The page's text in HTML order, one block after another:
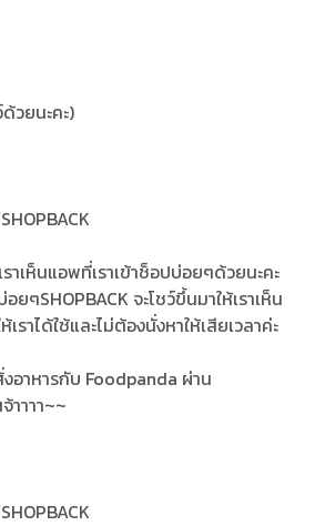
วยนะคะ)
าเห็นแอพที่เราเข้าช็อปบ่อยๆด้วยนะคะ
ยๆSHOPBACK จะโชว์ขึ้นมาให้เราเห็น
ราได้ใช้และไม่ต้องนั่งหาให้เสียเวลาค่ะ
อาหารกับ Foodpanda ผ่าน
าาาา~~